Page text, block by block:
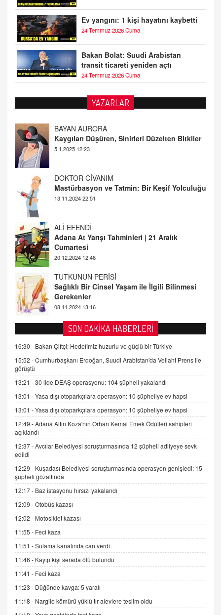
Ev yangını: 1 kişi hayatını kaybetti
24 Temmuz 2026 Cuma
Bakan Bolat: Suudi Arabistan
transit ticareti yeniden açtı
24 Temmuz 2026 Cuma
YAZARLAR
DOKTOR CİVANIM
Mastürbasyon ve Tatmin: Bir Keşif Yolculuğu
13.11.2024 22:51
ALİ EFENDİ
Adana At Yarışı Tahminleri | 21 Aralık
Cumartesi
TUTKUNUN PERİSİ
Sağlıklı Bir Cinsel Yaşam ile İlgili Bilinmesi
Gerekenler
08.11.2024 13:16
FARUK ÖNALAN
Tezkere Onaylanmasaydı…
2 Kasım 2021 Salı 00:11
AV. DOĞAN CAN DOĞAN
Kişisel verilerin korunması ve dijital hukukun
gelişimi
15.09.2025 16:17
SEHER EREK
Kış Ayları Geldi, Hangi Önlemler Alınmalı?
9.12.2025 10:11
İNCİ GÜL AKÖL
06.07.2026 13:00
ADEM AKÖL
Esed Destekçilerinin Yüzüne Vurulan Şamar:
Sednaya
11.12.2024 12:30
DR. EKREM ASLAN
Gerçek Ne, Algı Ne? "Beraber Yürüyoruz"
Cümlesinin Peşinden
19.07.2025 12:45
GÖNÜL MENEKŞE
Şifacının Yolu
04.11.2025 12:56
SON DAKİKA HABERLERİ
16:30 - Bakan Çiftçi: Hedefimiz huzurlu ve güçlü bir Türkiye
15:52 -Cumhurbaşkanı Erdoğan, Suudi Arabistan'da Veliaht Prens ile
görüştü
13:21 -30 ilde DEAŞ operasyonu: 104 şüpheli yakalandı
13:01 -Yasa dışı otoparkçılara operasyon: 10 şüpheliye ev hapsi
13:01 -Yasa dışı otoparkçılara operasyon: 10 şüpheliye ev hapsi
12:49 -Adana Altın Koza'nın Orhan Kemal Emek Ödülleri sahipleri
açıklandı
12:37 -Avcılar Belediyesi soruşturmasında 12 şüpheli adliyeye sevk
edildi
12:29 - Kuşadası Belediyesi soruşturmasında operasyon genişledi: 15
şüpheli gözaltında
12:17 - Baz istasyonu hırsızı yakalandı
12:09 -Otobüs kazası
12:02 - Motosiklet kazası
11:55 - Feci kaza
11:51 -Sulama kanalında can verdi
11:46 - Kayıp kişi serada ölü bulundu
11:41 - Feci kaza
11:23 - Düğünde kavga: 5 yaralı
11:18 - Nargile kömürü yüklü tır alevlere teslim oldu